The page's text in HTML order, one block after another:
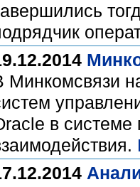
Минкомсвязи
в системе